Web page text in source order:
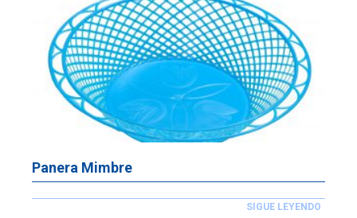
Panera Mimbre
SIGUE LEYENDO